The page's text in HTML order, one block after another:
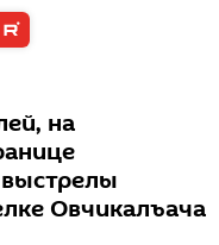
на
Овчикалъача